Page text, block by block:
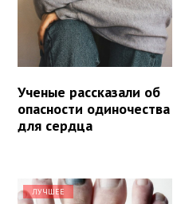
Ученые рассказали об
опасности одиночества
для сердца
ЛУЧШЕЕ